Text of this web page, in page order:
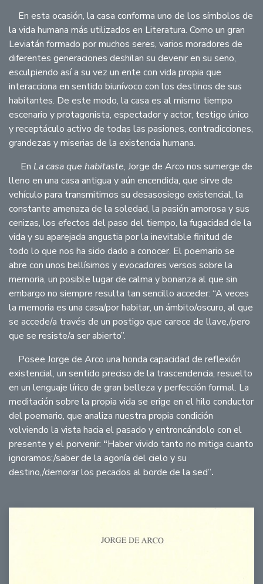
En esta ocasión, la casa conforma uno de los símbolos de
la vida humana más utilizados en Literatura. Como un gran
Leviatán formado por muchos seres, varios moradores de
diferentes generaciones deshilan su devenir en su seno,
esculpiendo así a su vez un ente con vida propia que
interacciona en sentido biunívoco con los destinos de sus
habitantes. De este modo, la casa es al mismo tiempo
escenario y protagonista, espectador y actor, testigo único
y receptáculo activo de todas las pasiones, contradicciones,
grandezas y miserias de la existencia humana.
En La casa que habitaste, Jorge de Arco nos sumerge de
lleno en una casa antigua y aún encendida, que sirve de
vehículo para transmitirnos su desasosiego existencial, la
constante amenaza de la soledad, la pasión amorosa y sus
cenizas, los efectos del paso del tiempo, la fugacidad de la
vida y su aparejada angustia por la inevitable finitud de
todo lo que nos ha sido dado a conocer. El poemario se
abre con unos bellísimos y evocadores versos sobre la
memoria, un posible lugar de calma y bonanza al que sin
embargo no siempre resulta tan sencillo acceder: “A veces
la memoria es una casa/por habitar, un ámbito/oscuro, al que
se accede/a través de un postigo que carece de llave,/pero
que se resiste/a ser abierto”.
Posee Jorge de Arco una honda capacidad de reflexión
existencial, un sentido preciso de la trascendencia, resuelto
en un lenguaje lírico de gran belleza y perfección formal. La
meditación sobre la propia vida se erige en el hilo conductor
del poemario, que analiza nuestra propia condición
volviendo la vista hacia el pasado y entroncándolo con el
presente y el porvenir: “Haber vivido tanto no mitiga cuanto
ignoramos:/saber de la agonía del cielo y su
destino,/demorar los pecados al borde de la sed”.